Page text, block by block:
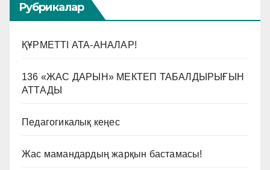
Рубрикалар
ҚҰРМЕТТІ АТА-АНАЛАР!
136 «ЖАС ДАРЫН» МЕКТЕП ТАБАЛДЫРЫҒЫН
АТТАДЫ
Педагогикалық кеңес
Жас мамандардың жарқын бастамасы!